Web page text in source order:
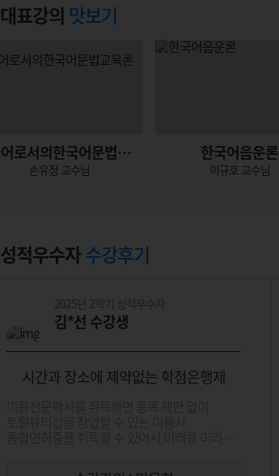
대표강의 맛보기
외국어로서의한국어문법교육론
손유정 교수님
한국어음운론
이규호 교수님
성적우수자수강후기
2025년 2학기 성적우수자
김*선 수강생
시간과 장소에 제약없는 학점은행제
미용전문학사를 취득하면 종목 제한 없이
토탈뷰티샵을 창업할 수 있는 미용사
종합면허증을 취득할 수 있어서 미래를 미리
않고 아이를 돌보며 집에서 여유시간에 공부할